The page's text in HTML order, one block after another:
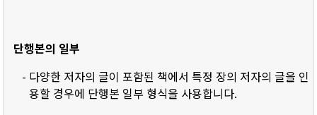
단행본의 일부
- 다양한 저자의 글이 포함된 책에서 특정 장의 저자의 글을 인
용할 경우에 단행본 일부 형식을 사용합니다.